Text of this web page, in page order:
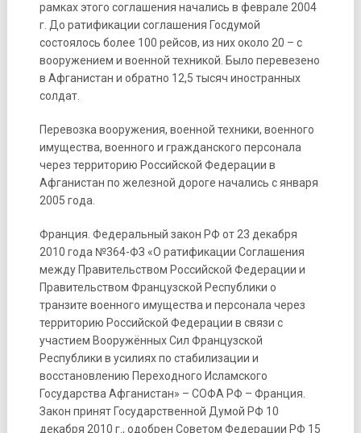
рамках этого соглашения начались в феврале 2004
г. До ратификации соглашения Госдумой
состоялось более 100 рейсов, из них около 20 – с
вооружением и военной техникой. Было перевезено
в Афганистан и обратно 12,5 тысяч иностранных
солдат.
Перевозка вооружения, военной техники, военного
имущества, военного и гражданского персонала
через территорию Российской Федерации в
Афганистан по железной дороге начались с января
2005 года.
Франция. Федеральный закон РФ от 23 декабря
2010 года №364-ФЗ «О ратификации Соглашения
между Правительством Российской Федерации и
Правительством Французской Республики о
транзите военного имущества и персонала через
территорию Российской Федерации в связи с
участием Вооружённых Сил Французской
Республики в усилиях по стабилизации и
восстановлению Переходного Исламского
Государства Афганистан» – СОФА РФ – Франция.
Закон принят Государственной Думой РФ 10
декабря 2010 г., одобрен Советом Федерации РФ 15